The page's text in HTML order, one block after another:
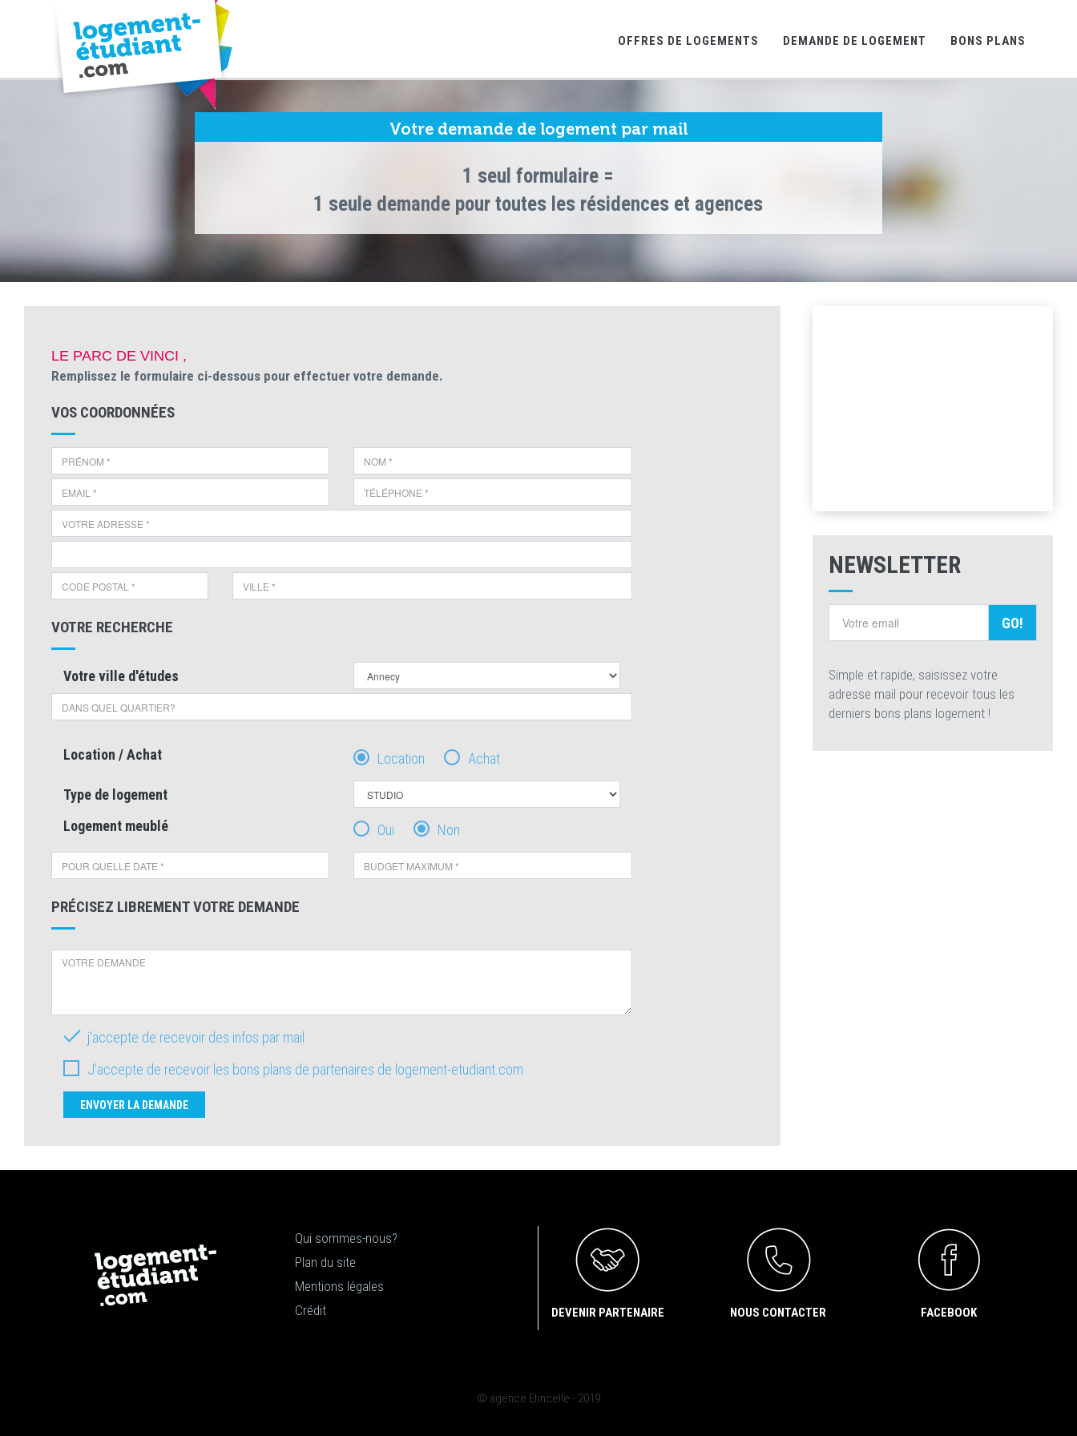
OFFRES DE LOGEMENTS DEMANDE DE LOGEMENT BONS PLANS
Votre demande de logement par mail
1 seul formulaire =
1 seule demande pour toutes les résidences et agences
NEWSLETTER
GO!
Simple et rapide, saisissez votre
adresse mail pour recevoir tous les
derniers bons plans logement !
LE PARC DE VINCI ,
Remplissez le formulaire ci-dessous pour effectuer votre demande.
VOS COORDONNÉES
VOTRE RECHERCHE
Votre ville d'études
Location / Achat Location Achat
Type de logement
Logement meublé
Oui Non
PRÉCISEZ LIBREMENT VOTRE DEMANDE
j'accepte de recevoir des infos par mail
J’accepte de recevoir les bons plans de partenaires de logement-etudiant.com
ENVOYER LA DEMANDE
Qui sommes-nous?
Plan du site
Mentions légales
Crédit
DEVENIR PARTENAIRE NOUS CONTACTER FACEBOOK
© agence Etincelle - 2019